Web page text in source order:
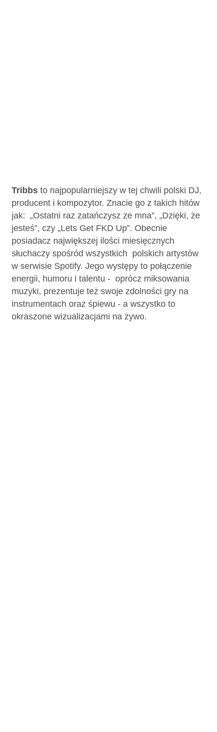
Tribbs to najpopularniejszy w tej chwili polski DJ,
producent i kompozytor. Znacie go z takich hitów
jak: „Ostatni raz zatańczysz ze mna”, „Dzięki, że
jesteś”, czy „Lets Get FKD Up”. Obecnie
posiadacz największej ilości miesięcznych
słuchaczy spośród wszystkich polskich artystów
w serwisie Spotify. Jego występy to połączenie
energii, humoru i talentu - oprócz miksowania
muzyki, prezentuje też swoje zdolności gry na
instrumentach oraz śpiewu - a wszystko to
okraszone wizualizacjami na żywo.